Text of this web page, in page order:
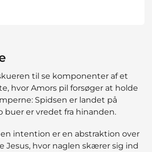
til se komponenter af et
hvor Amors pil forsøger at holde
Spidsen er landet på
buer er vredet fra hinanden.
intention er en abstraktion over
Jesus, hvor naglen skærer sig ind